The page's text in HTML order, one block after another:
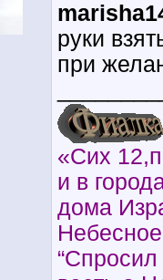
руки
при
«Сих
и в
дома